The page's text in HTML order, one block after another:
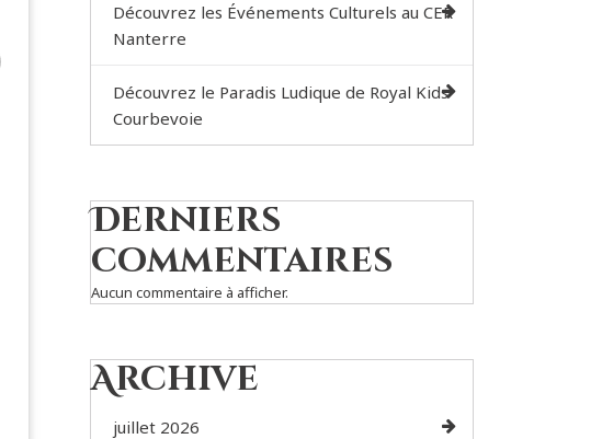
Découvrez les Événements Culturels au CER
Nanterre
Découvrez le Paradis Ludique de Royal Kids
Courbevoie
Derniers
commentaires
Aucun commentaire à afficher.
Archive
juillet 2026